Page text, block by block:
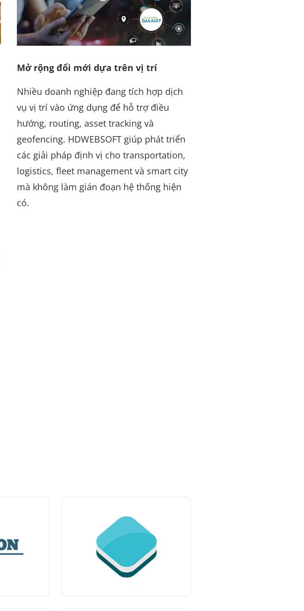
Mở rộng đổi mới dựa trên vị trí
Nhiều doanh nghiệp đang tích hợp dịch
vụ vị trí vào ứng dụng để hỗ trợ điều
hướng, routing, asset tracking và
geofencing. HDWEBSOFT giúp phát triển
các giải pháp định vị cho transportation,
logistics, fleet management và smart city
mà không làm gián đoạn hệ thống hiện
có.